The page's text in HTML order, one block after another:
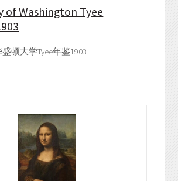
of Washington Tyee
盛顿大学Tyee年鉴1903